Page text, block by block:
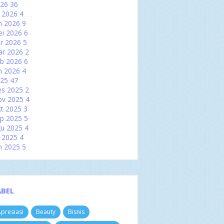
36
2026 4
2026 9
2026 6
2026 5
2026 2
2026 6
2026 4
47
2025 2
2025 4
2025 3
2025 5
2025 4
2025 4
2025 5
20256
2025
60
2024 3
Beauty
Bisnis